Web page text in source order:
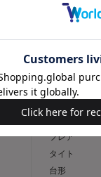
スカート
フレア
タイト
台形